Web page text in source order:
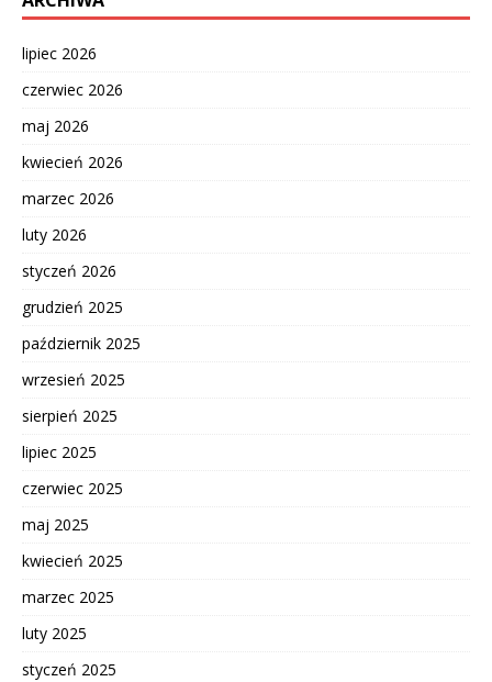
lipiec 2026
czerwiec 2026
maj 2026
kwiecień 2026
marzec 2026
luty 2026
styczeń 2026
grudzień 2025
październik 2025
wrzesień 2025
sierpień 2025
lipiec 2025
czerwiec 2025
maj 2025
kwiecień 2025
marzec 2025
luty 2025
styczeń 2025